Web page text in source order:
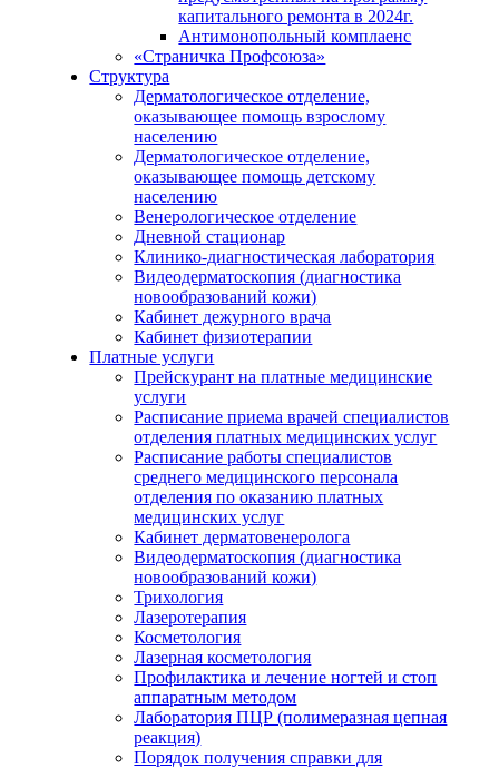
капитального ремонта в 2024г.
Антимонопольный комплаенс
«Страничка Профсоюза»
Структура
Дерматологическое отделение,
оказывающее помощь взрослому
населению
Дерматологическое отделение,
оказывающее помощь детскому
населению
Венерологическое отделение
Дневной стационар
Клинико-диагностическая лаборатория
Видеодерматоскопия (диагностика
новообразований кожи)
Кабинет дежурного врача
Кабинет физиотерапии
Платные услуги
Прейскурант на платные медицинские
услуги
Расписание приема врачей специалистов
отделения платных медицинских услуг
Расписание работы специалистов
среднего медицинского персонала
отделения по оказанию платных
медицинских услуг
Кабинет дерматовенеролога
Видеодерматоскопия (диагностика
новообразований кожи)
Трихология
Лазеротерапия
Косметология
Лазерная косметология
Профилактика и лечение ногтей и стоп
аппаратным методом
Лаборатория ПЦР (полимеразная цепная
реакция)
Порядок получения справки для